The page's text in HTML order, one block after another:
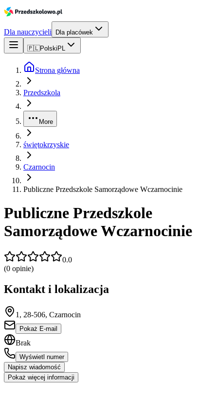
Dla nauczycieli Dla placówek
🇵🇱Polski PL
Strona główna
Przedszkola
More
świętokrzyskie
Czarnocin
Publiczne Przedszkole Samorządowe Wczarnocinie
Publiczne Przedszkole
Samorządowe Wczarnocinie
0.0
(0 opinie)
Kontakt i lokalizacja
1, 28-506, Czarnocin
Pokaż E-mail
Brak
Wyświetl numer
Napisz wiadomość
Pokaż więcej informacji